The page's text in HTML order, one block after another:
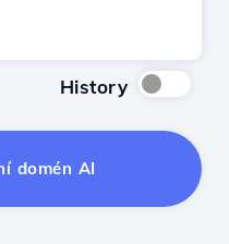
History
domén AI